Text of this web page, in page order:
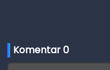
Komentar 0